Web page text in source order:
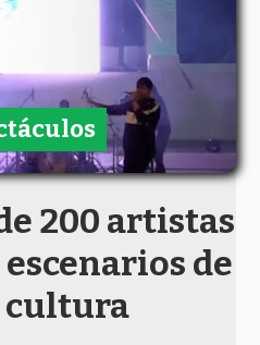
200 artistas
de
cultura